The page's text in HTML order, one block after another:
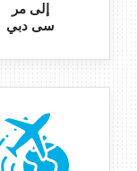
إلىمر
سى دبي